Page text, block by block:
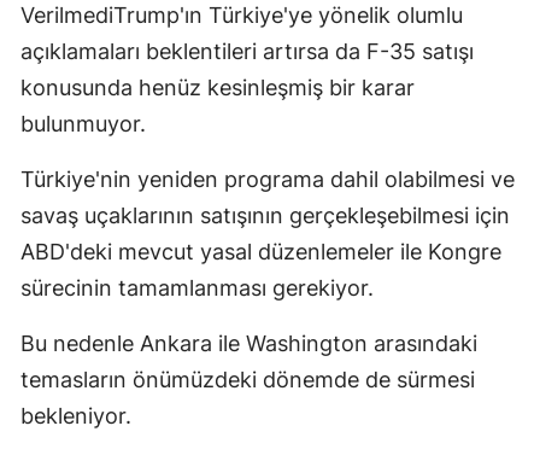
VerilmediTrump'ın Türkiye'ye yönelik olumlu
açıklamaları beklentileri artırsa da F-35 satışı
konusunda henüz kesinleşmiş bir karar
bulunmuyor.
Türkiye'nin yeniden programa dahil olabilmesi ve
savaş uçaklarının satışının gerçekleşebilmesi için
ABD'deki mevcut yasal düzenlemeler ile Kongre
sürecinin tamamlanması gerekiyor.
Bu nedenle Ankara ile Washington arasındaki
temasların önümüzdeki dönemde de sürmesi
bekleniyor.